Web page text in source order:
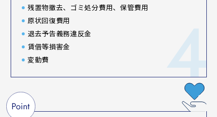
残置物撤去、ゴミ処分費用、保管費用
原状回復費用
退去予告義務違反金
賃借等損害金
変動費